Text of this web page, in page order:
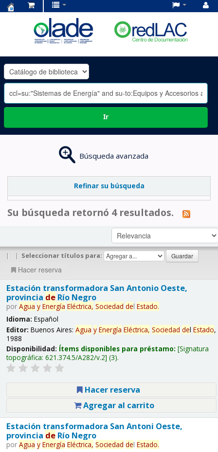
OLADE
-
Ir
Búsqueda avanzada
Refinar su búsqueda
Su búsqueda retornó 4 resultados.
| | Seleccionar títulos para:
Hacer reserva
Estación transformadora San Antonio Oeste,
provincia deRío Negro
por Agua y Energía Eléctrica, Sociedad del Estado.
Idioma: Español
Editor: Buenos Aires: Agua y Energía Eléctrica, Sociedad del Estado,
1988
Disponibilidad: Ítems disponibles para préstamo: Signatura
topográfica: 621.374.5/A282/v.2 (3).
Hacer reserva
Agregar al carrito
Estación transformadora San Antoni Oeste,
provincia deRío Negro
por Agua y Energía Eléctrica, Sociedad del Estado.